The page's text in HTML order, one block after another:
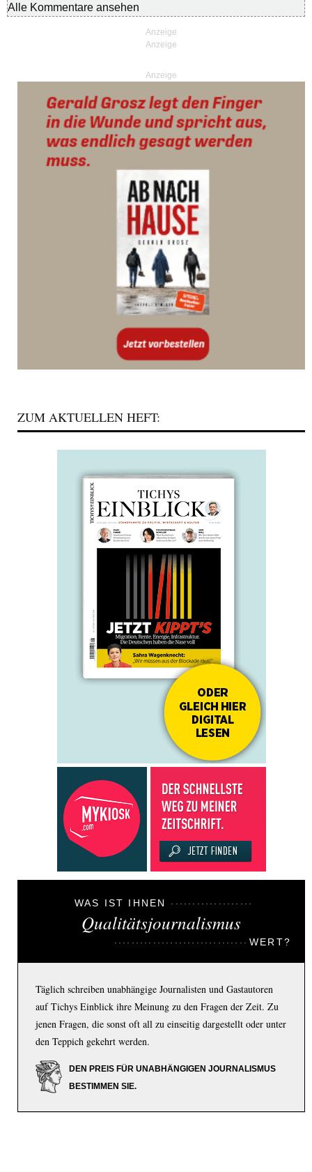
Alle Kommentare ansehen
Anzeige
ZUM AKTUELLEN HEFT:
WAS IST IHNEN
Qualitätsjournalismus
WERT?
Täglich schreiben unabhängige Journalisten und Gastautoren
auf Tichys Einblick ihre Meinung zu den Fragen der Zeit. Zu
jenen Fragen, die sonst oft all zu einseitig dargestellt oder unter
den Teppich gekehrt werden.
DEN PREIS FÜR UNABHÄNGIGEN JOURNALISMUS
BESTIMMEN SIE.